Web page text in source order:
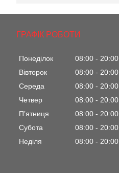
ГРАФІК РОБОТИ
Понеділок 08:00
20:00
Вівторок
08:00
20:00
Середа
08:00
20:00
Четвер
08:00
20:00
Пʼятниця
08:00
20:00
Субота
08:00
20:00
Неділя
08:00 20:00